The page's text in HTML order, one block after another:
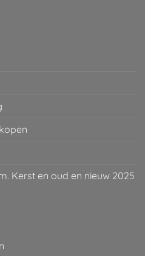
Kerst en oud en nieuw 2025